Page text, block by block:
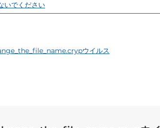
でください
ウイルス